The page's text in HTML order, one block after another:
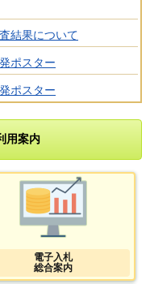
結果について
ポスター
ポスター
用案内
電子入札
総合案内